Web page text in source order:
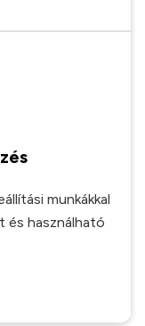
munkákkal
és használható